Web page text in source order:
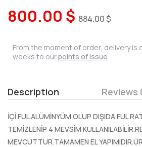
800.00 $ 884.00 $
From the moment of order, delivery is
weeks to ourpoints of issue
Description Reviews
İÇİ FUL ALÜMİNYÜM OLUP DIŞIDA FUL
TEMİZLENİP 4 MEVSİM
MEVCUTTUR.TAMAMEN EL